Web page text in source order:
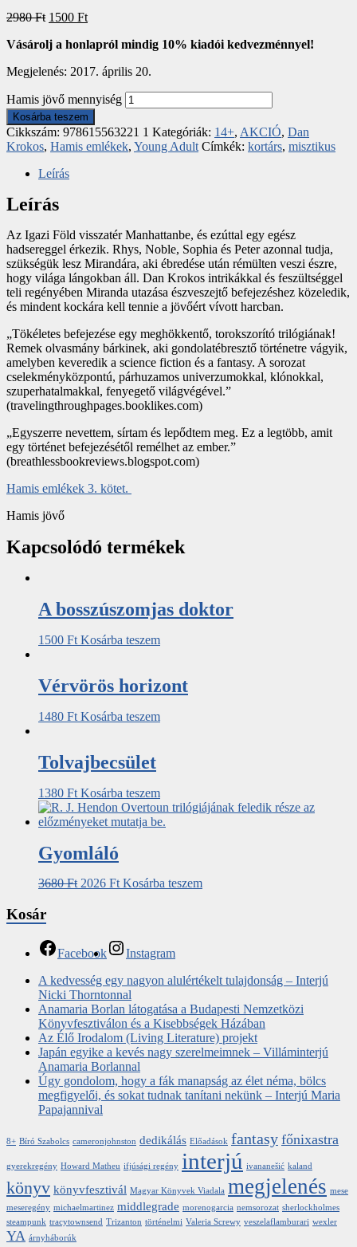
2980Ft 1500 Ft
Vásárolj a honlapról mindig 10% kiadói kedvezménnyel!
Megjelenés: 2017. április 20.
Hamis jövő mennyiség
Kosárba teszem
Cikkszám: 978615563221 1 Kategóriák: 14+, AKCIÓ, Dan
Krokos, Hamis emlékek, Young Adult Címkék: kortárs, misztikus
Leírás
Leírás
Az Igazi Föld visszatér Manhattanbe, és ezúttal egy egész
hadsereggel érkezik. Rhys, Noble, Sophia és Peter azonnal tudja,
szükségük lesz Mirandára, aki ébredése után rémülten veszi észre,
hogy világa lángokban áll. Dan Krokos intrikákkal és feszültséggel
teli regényében Miranda utazása észveszejtő befejezéshez közeledik,
és mindent kockára kell tennie a jövőért vívott harcban.
„Tökéletes befejezése egy meghökkentő, torokszorító trilógiának!
Remek olvasmány bárkinek, aki gondolatébresztő történetre vágyik,
amelyben keveredik a science fiction és a fantasy. A sorozat
cselekményközpontú, párhuzamos univerzumokkal, klónokkal,
szuperhatalmakkal, fenyegető világvégével.”
(travelingthroughpages.booklikes.com)
„Egyszerre nevettem, sírtam és lepődtem meg. Ez a legtöbb, amit
egy történet befejezésétől remélhet az ember.”
(breathlessbookreviews.blogspot.com)
Hamis emlékek 3. kötet.
Hamis jövő
Kapcsolódó termékek
A bosszúszomjas doktor
1500 Ft Kosárba teszem
Vérvörös horizont
1480 Ft Kosárba teszem
Tolvajbecsület
1380 Ft Kosárba teszem
Gyomláló
3680Ft 2026 Ft Kosárba teszem
Kosár
Facebook
Instagram
A kedvesség egy nagyon alulértékelt tulajdonság – Interjú
Nicki Thorntonnal
Anamaria Borlan látogatása a Budapesti Nemzetközi
Könyvfesztiválon és a Kisebbségek Házában
Az Élő Irodalom (Living Literature) projekt
Japán egyike a kevés nagy szerelmeimnek – Villáminterjú
Anamaria Borlannal
Úgy gondolom, hogy a fák manapság az élet néma, bölcs
megfigyelői, és sokat tudnak tanítani nekünk – Interjú Maria
Papajannival
8+ Bíró Szabolcs cameronjohnston dedikálás Előadások fantasy főnixastra
gyerekregény Howard Matheu ifjúsági regény interjú ivananešić kaland
könyv könyvfesztivál Magyar Könyvek Viadala megjelenés mese
meseregény michaelmartinez middlegrade morenogarcia nemsorozat sherlockholmes
steampunk tracytownsend Trizanton történelmi Valeria Screwy veszelaflamburari wexler
YA árnyháborúk